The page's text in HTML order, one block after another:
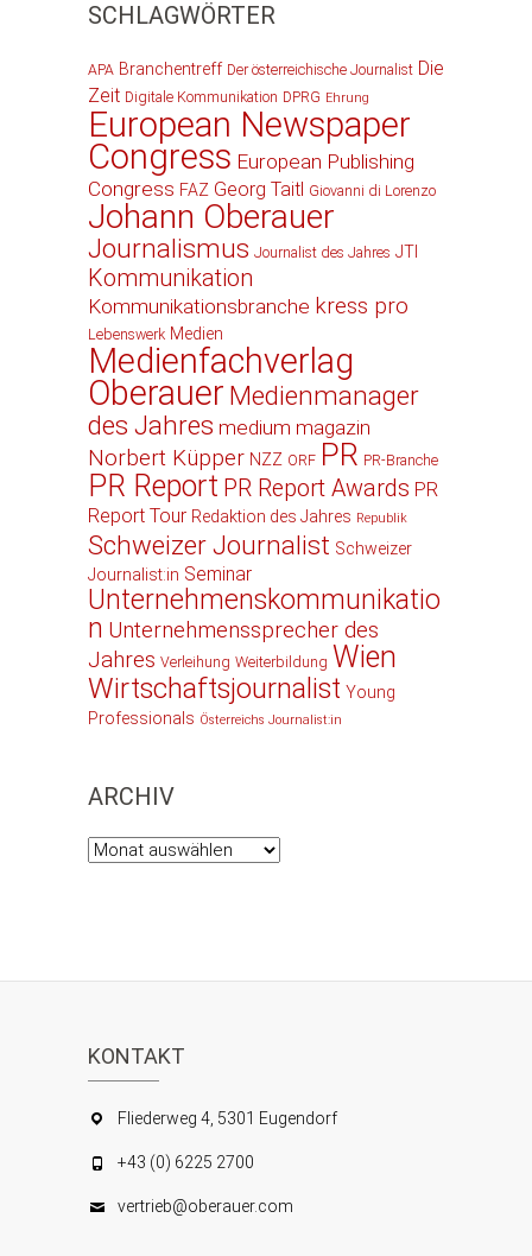
SCHLAGWÖRTER
APA Branchentreff Der österreichische Journalist Die
Zeit Digitale Kommunikation DPRG Ehrung
European Newspaper
Congress European Publishing
Congress FAZ Georg Taitl Giovanni di Lorenzo
Johann Oberauer
Journalismus Journalist des Jahres JTI
Kommunikation
Kommunikationsbranche kress pro
Lebenswerk Medien
Medienfachverlag
Oberauer Medienmanager
des Jahres medium magazin
Norbert Küpper NZZ ORF PR PR-Branche
PR Report PR Report Awards PR
Report Tour Redaktion des Jahres Republik
Schweizer Journalist Schweizer
Journalist:in Seminar
Unternehmenskommunikatio
n Unternehmenssprecher des
Jahres Verleihung Weiterbildung Wien
Wirtschaftsjournalist Young
Professionals Österreichs Journalist:in
ARCHIV
Archiv
KONTAKT
Fliederweg 4, 5301 Eugendorf
+43 (0) 6225 2700
vertrieb@oberauer.com